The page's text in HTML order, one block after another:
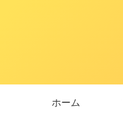
ホーム